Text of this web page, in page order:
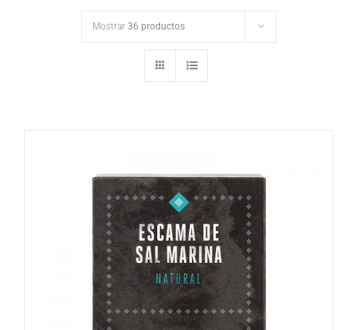
Mostrar 36 productos